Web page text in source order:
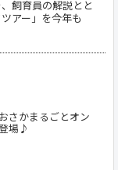
飼育員の解説とと
アー」を今年も
さかまるごとオン
場♪